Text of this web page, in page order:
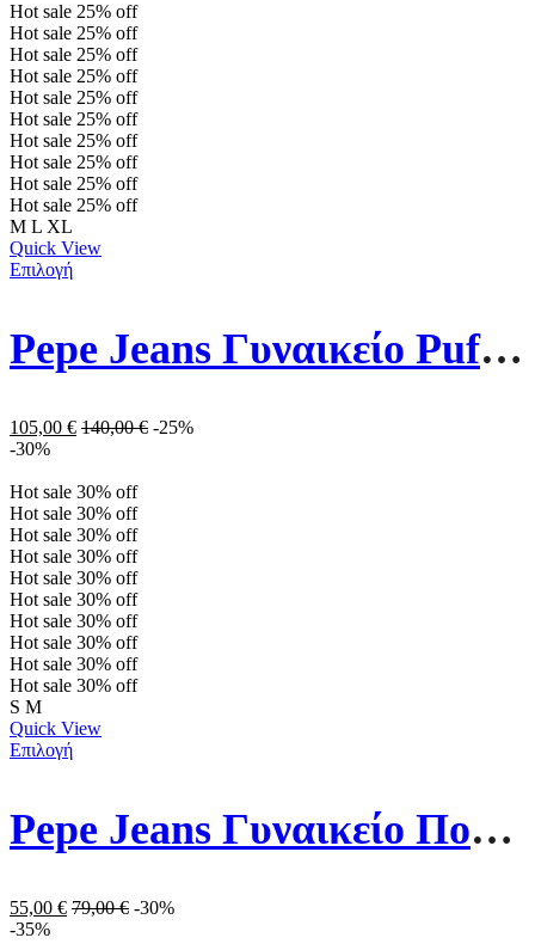
Hot sale 25% off
Hot sale 25% off
Hot sale 25% off
Hot sale 25% off
Hot sale 25% off
Hot sale 25% off
Hot sale 25% off
Hot sale 25% off
Hot sale 25% off
Hot sale 25% off
M L XL
Quick View
Επιλογή
Pepe Jeans Γυναικείο Puffer Μπουφάν Maddie Mousse PL402253-692 Πράσινο
105,00 € 140,00€ -25%
-30%
Hot sale 30% off
Hot sale 30% off
Hot sale 30% off
Hot sale 30% off
Hot sale 30% off
Hot sale 30% off
Hot sale 30% off
Hot sale 30% off
Hot sale 30% off
Hot sale 30% off
S M
Quick View
Επιλογή
Pepe Jeans Γυναικείο Πουλόβερ PL702037-855 Camel
55,00 € 79,00€ -30%
-35%